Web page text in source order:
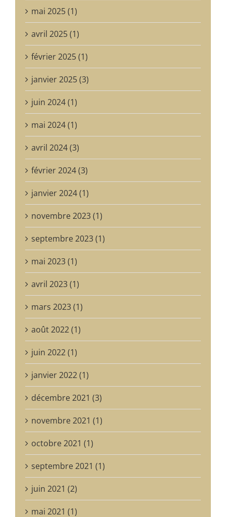
mai 2025 (1)
avril 2025 (1)
février 2025 (1)
janvier 2025 (3)
juin 2024 (1)
mai 2024 (1)
avril 2024 (3)
février 2024 (3)
janvier 2024 (1)
novembre 2023 (1)
septembre 2023 (1)
mai 2023 (1)
avril 2023 (1)
mars 2023 (1)
août 2022 (1)
juin 2022 (1)
janvier 2022 (1)
décembre 2021 (3)
novembre 2021 (1)
octobre 2021 (1)
septembre 2021 (1)
juin 2021 (2)
mai 2021 (1)